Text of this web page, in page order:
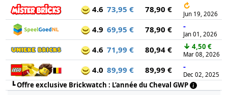
4.6 73,95 € 78,90 € ↻
Jun 19, 2026
4.9 69,95 € 78,90 € -
Jan 01, 2026
4.6 71,99 € 80,94 € ↓ 4,50 €
Mar 08, 2026
4.0 89,99 € 89,99 € -
Dec 02, 2025
┗Offre exclusive Brickwatch : L’année du Cheval GWP